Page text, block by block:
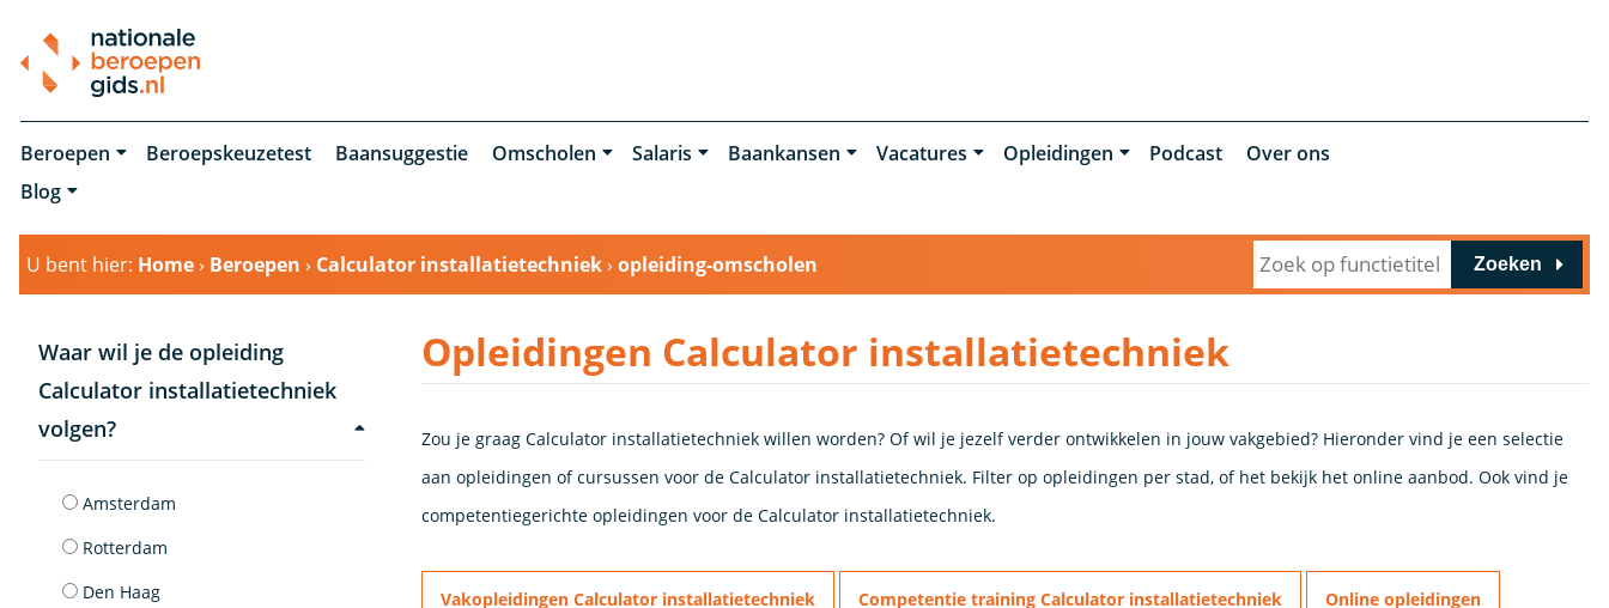
Beroepen Beroepskeuzetest Baansuggestie Omscholen Salaris Baankansen Vacatures Opleidingen Podcast
Over ons
Blog
U bent hier: Home› Beroepen › Calculator installatietechniek› opleiding-omscholen Zoeken
Waar wil je de opleiding
Calculator installatietechniek
volgen?
Amsterdam
Rotterdam
Den Haag
Opleidingen Calculator installatietechniek
Zou je graag Calculator installatietechniek willen worden? Of wil je jezelf verder ontwikkelen in jouw vakgebied? Hieronder vind je een selectie
aan opleidingen of cursussen voor de Calculator installatietechniek. Filter op opleidingen per stad, of het bekijk het online aanbod. Ook vind je
competentiegerichte opleidingen voor de Calculator installatietechniek.
Vakopleidingen Calculator installatietechniek Competentie training Calculator installatietechniek Online opleidingen